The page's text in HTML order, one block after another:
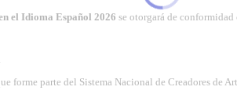
el Idioma Español 2026 se otorgará de
forme parte del Sistema Nacional de Creadores de